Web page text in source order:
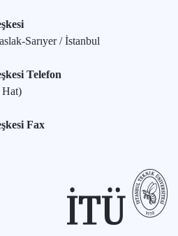
Sarıyer / İstanbul
Telefon
Hat)
Fax